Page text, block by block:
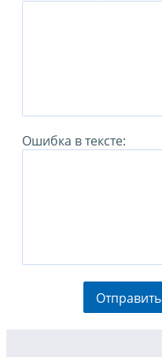
Ошибка в тексте:
Отправить